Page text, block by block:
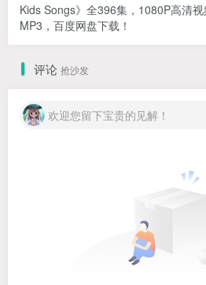
Kids Songs》全396集，1080P高清
MP3，百度网盘下载！
评论 抢沙发
欢迎您留下宝贵的见解！